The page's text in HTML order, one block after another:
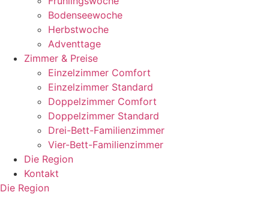
Bodenseewoche
Herbstwoche
Adventtage
Zimmer & Preise
Einzelzimmer Comfort
Einzelzimmer Standard
Doppelzimmer Comfort
Doppelzimmer Standard
Drei-Bett-Familienzimmer
Vier-Bett-Familienzimmer
Die Region
Kontakt
Die Region